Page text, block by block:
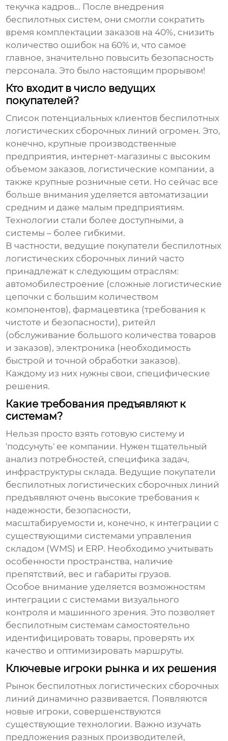
текучка кадров... После внедрения
беспилотных систем, они смогли сократить
время комплектации заказов на 40%, снизить
количество ошибок на 60% и, что самое
главное, значительно повысить безопасность
персонала. Это было настоящим прорывом!
Кто входит в число ведущих
покупателей?
Список потенциальных клиентов беспилотных
логистических сборочных линий огромен. Это,
конечно, крупные производственные
предприятия, интернет-магазины с высоким
объемом заказов, логистические компании, а
также крупные розничные сети. Но сейчас все
больше внимания уделяется автоматизации
средним и даже малым предприятиям.
Технологии стали более доступными, а
системы – более гибкими.
В частности, ведущие покупатели беспилотных
логистических сборочных линий часто
принадлежат к следующим отраслям:
автомобилестроение (сложные логистические
цепочки с большим количеством
компонентов), фармацевтика (требования к
чистоте и безопасности), ритейл
(обслуживание большого количества товаров
и заказов), электроника (необходимость
быстрой и точной обработки заказов).
Каждому из них нужны свои, специфические
решения.
Какие требования предъявляют к
системам?
Нельзя просто взять готовую систему и
'подсунуть' ее компании. Нужен тщательный
анализ потребностей, специфика задач,
инфраструктуры склада. Ведущие покупатели
беспилотных логистических сборочных линий
предъявляют очень высокие требования к
надежности, безопасности,
масштабируемости и, конечно, к интеграции с
существующими системами управления
складом (WMS) и ERP. Необходимо учитывать
особенности пространства, наличие
препятствий, вес и габариты грузов.
Особое внимание уделяется возможностям
интеграции с системами визуального
контроля и машинного зрения. Это позволяет
беспилотным системам самостоятельно
идентифицировать товары, проверять их
качество и оптимизировать маршруты.
Ключевые игроки рынка и их решения
Рынок беспилотных логистических сборочных
линий динамично развивается. Появляются
новые игроки, совершенствуются
существующие технологии. Важно изучать
предложения разных производителей,